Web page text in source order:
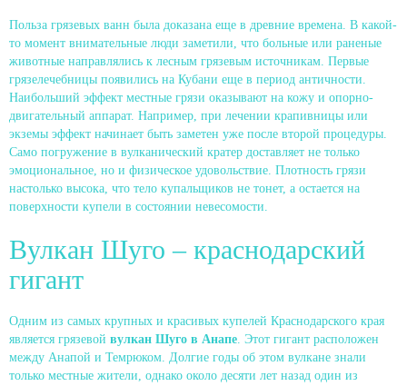
Польза грязевых ванн была доказана еще в древние времена. В какой-
то момент внимательные люди заметили, что больные или раненые
животные направлялись к лесным грязевым источникам. Первые
грязелечебницы появились на Кубани еще в период античности.
Наибольший эффект местные грязи оказывают на кожу и опорно-
двигательный аппарат. Например, при лечении крапивницы или
экземы эффект начинает быть заметен уже после второй процедуры.
Само погружение в вулканический кратер доставляет не только
эмоциональное, но и физическое удовольствие. Плотность грязи
настолько высока, что тело купальщиков не тонет, а остается на
поверхности купели в состоянии невесомости.
Вулкан Шуго – краснодарский
гигант
Одним из самых крупных и красивых купелей Краснодарского края
является грязевой вулкан Шуго в Анапе. Этот гигант расположен
между Анапой и Темрюком. Долгие годы об этом вулкане знали
только местные жители, однако около десяти лет назад один из